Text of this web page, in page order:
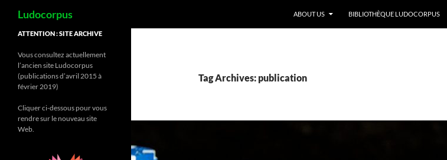
content
Ludocorpus ABOUT US BIBLIOTHÈQUE LUDOCORPUS
Tag Archives: publication
ATTENTION : SITE ARCHIVE
Vous consultez actuellement
l’ancien site Ludocorpus
(publications d’avril 2015 à
février 2019)
Cliquer ci-dessous pour vous
rendre sur le nouveau site
Web.